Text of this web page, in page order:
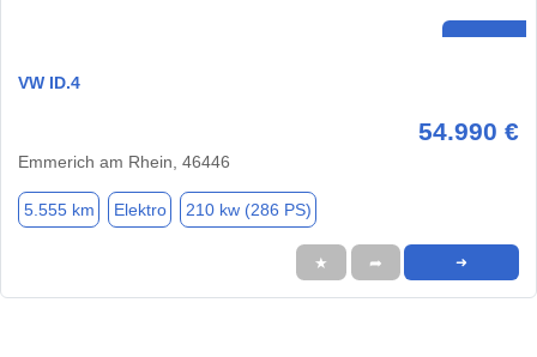
VW ID.4
54.990 €
Emmerich am Rhein, 46446
5.555 km Elektro 210 kw (286 PS)
★ ➦ ➜